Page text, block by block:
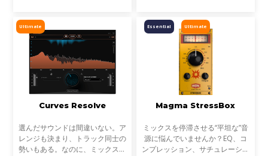
し、完成済みのミックス、サンプ
ル、ループ素材を瞬時に解
Ultimate
Curves Resolve
選んだサウンドは間違いない。ア
レンジも決まり、トラック同士の
勢いもある。なのに、ミックスが
Ultimate
Essential
Magma StressBox
ミックスを停滞させる“平坦な”音
源に悩んでいませんか？EQ、コ
ンプレッション、サチュレーショ